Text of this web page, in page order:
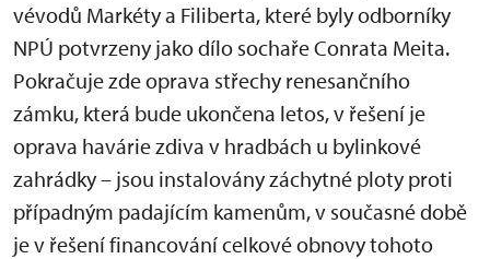
vévodů Markéty a Filiberta, které byly odborníky
NPÚ potvrzeny jako dílo sochaře Conrata Meita.
Pokračuje zde oprava střechy renesančního
zámku, která bude ukončena letos, v řešení je
oprava havárie zdiva v hradbách u bylinkové
zahrádky – jsou instalovány záchytné ploty proti
případným padajícím kamenům, v současné době
je v řešení financování celkové obnovy tohoto